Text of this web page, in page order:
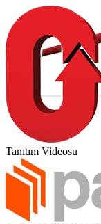
Tanıtım Videosu